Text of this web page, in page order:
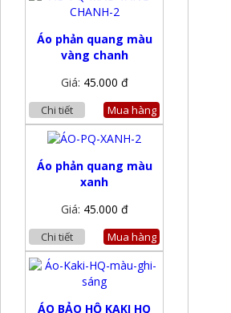
Áo phản quang màu
vàng chanh
Giá: 45.000 đ
Chi tiết Mua hàng
Áo phản quang màu
xanh
Giá: 45.000 đ
Chi tiết Mua hàng
ÁO BẢO HỘ KAKI HQ